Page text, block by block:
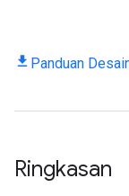
Panduan
Ringkasan